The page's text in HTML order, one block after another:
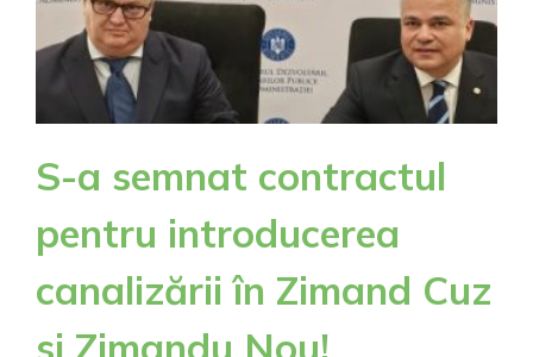
Arad
S-a semnat contractul
pentru introducerea
canalizării în Zimand Cuz